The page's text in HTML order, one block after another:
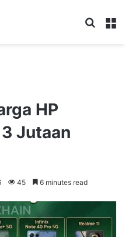
HP
Jutaan
45 6 minutes read